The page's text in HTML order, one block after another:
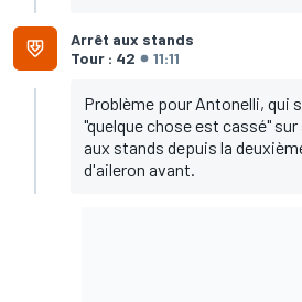
Arrêt aux stands
Tour : 42
11:11
Problème pour Antonelli, qui
"quelque chose est cassé"
aux stands depuis la
d'aileron avant.